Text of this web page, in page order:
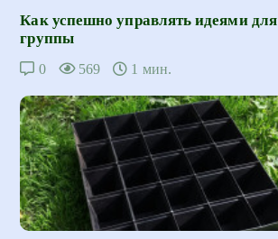
Как успешно управлять идеями для
группы
0 569 1 мин.